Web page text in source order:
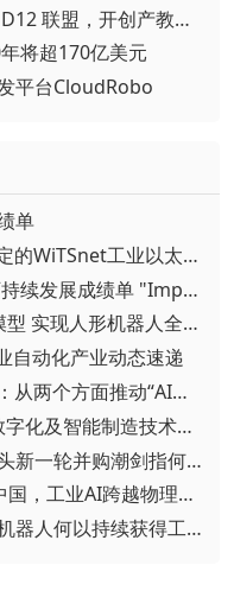
▪ 重磅官宣！汇川技术联合发起 D12 联盟，开创产教融合新范式
将超170亿美元
平台CloudRobo
单
▪ 性能提升5至10倍 我国牵头制定的WiTSnet工业以太网国际标准正式发布
▪ 施耐德电气发布2026上半年可持续发展成绩单 "Impact 2030"路线图开局稳健
▪ 谷歌发布Gemini Robotics 2模型 实现人形机器人全身智能控制突破
自动化产业动态速递
▪ 汇川技术首次披露AI战略进展：从两个方面推动“AI业务化”落地
▪ 聚焦智造新机遇！2026 青岛数字化及智能制造技术论坛圆满落幕
▪ 相继宣布重磅收购，自动化巨头新一轮并购潮剑指何方？
▪ 西门子Eigen工程智能体落地中国，工业AI跨越物理世界“确定性”拐点
▪ 与哈金森达成战略合作，乐聚机器人何以持续获得工业巨头青睐？